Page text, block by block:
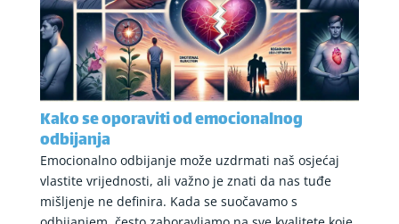
Kako se oporaviti od emocionalnog
odbijanja
Emocionalno odbijanje može uzdrmati naš osjećaj
vlastite vrijednosti, ali važno je znati da nas tuđe
mišljenje ne definira. Kada se suočavamo s